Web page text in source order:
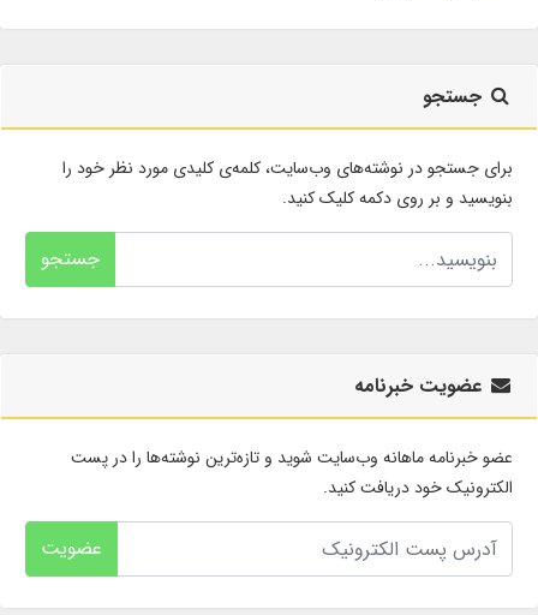
جستجو
برای جستجو در نوشته‌های وب‌سایت، کلمه‌ی کلیدی مورد نظر خود را
بنویسید و بر روی دکمه کلیک کنید.
جستجو
عضویت خبرنامه
عضو خبرنامه ماهانه وب‌سایت شوید و تازه‌ترین نوشته‌ها را در پست
الکترونیک خود دریافت کنید.
عضویت